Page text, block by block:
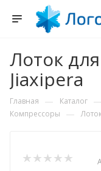
Лоток
Jiaxipera
Главная — Каталог —
Компрессоры —